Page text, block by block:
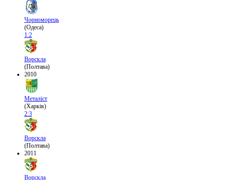
Чорноморець
(Одеса)
1:2
Ворскла
(Полтава)
2010
Металіст
(Харків)
2:3
Ворскла
(Полтава)
2011
Ворскла